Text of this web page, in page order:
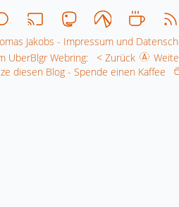
Jakobs - Impressum und
UberBlgr Webring:
< Zurück
diesen Blog - Spende einen Kaffee